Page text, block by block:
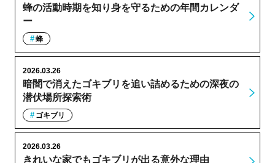
蜂の活動時期を知り身を守るための年間カレンダ
ー
蜂
暗闇で消えたゴキブリを追い詰めるための深夜の
潜伏場所探索術
2026.03.26
ゴキブリ
きれいな家でもゴキブリが出る意外な理由
2026.03.26